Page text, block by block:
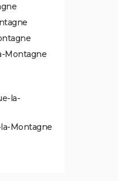
Montagne
la-
Montagne